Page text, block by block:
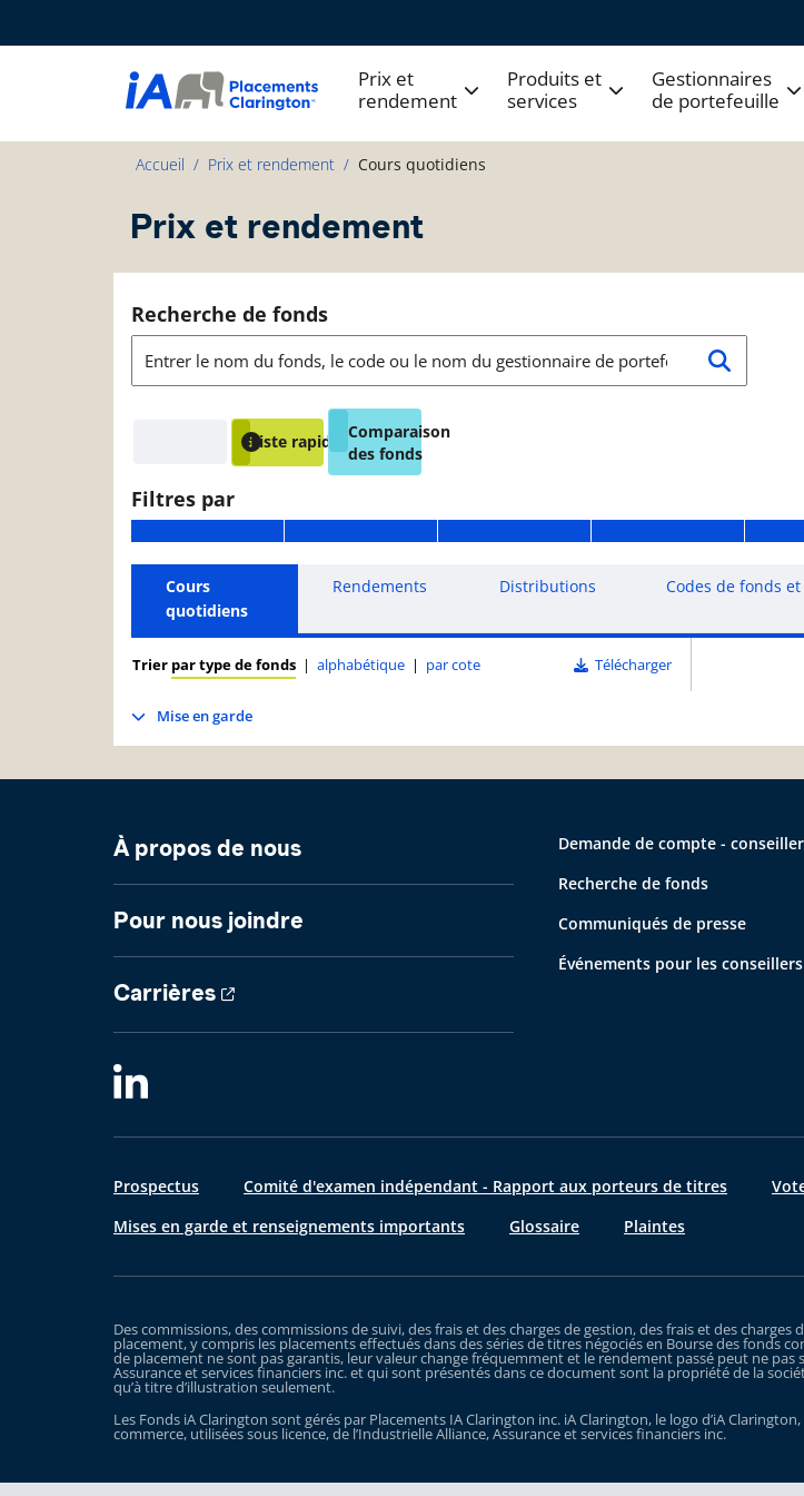
Prix et
rendement
Produits et
services
Gestionnaires
de portefeuille
Accueil Prix et rendement Cours quotidiens
Prix et rendement
Recherche de fonds
Liste rapide
Comparaison
des fonds
Filtres par
Cours
quotidiens
Rendements Distributions Codes de fonds et
Trier par type de fonds | alphabétique | par cote Télécharger
Mise en garde
À propos de nous
Pour nous joindre
Carrières
Demande de compte -
Recherche de fonds
Communiqués de presse
Événements pour les conseillers
Prospectus Comité d'examen indépendant - Rapport aux porteurs de titres
Mises en garde et renseignements importants
Glossaire Plaintes
Des commissions, des commissions de suivi, des frais et des charges de gestion, des frais et des
placement, y compris les placements effectués dans des séries de titres négociés en Bourse des fonds
de placement ne sont pas garantis, leur valeur change fréquemment et le rendement passé peut ne
Assurance et services financiers inc. et qui sont présentés dans ce document sont la propriété de la
qu’à titre d’illustration seulement.
Les Fonds iA Clarington sont gérés par Placements IA Clarington inc. iA Clarington, le logo d’iA
commerce, utilisées sous licence, de l’Industrielle Alliance, Assurance et services financiers inc.